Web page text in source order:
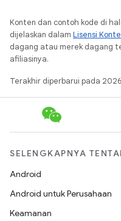
Konten dan contoh kode di
dijelaskan dalam Lisensi
dagang atau merek dagang
afiliasinya.
Terakhir diperbarui pada
SELENGKAPNYA
Android
Android untuk Perusahaan
Keamanan